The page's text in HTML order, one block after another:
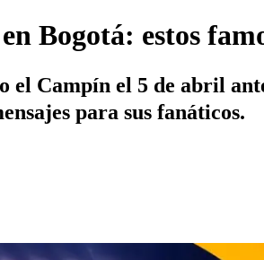
Bogotá: estos
el Campín el 5 de abril
para sus fanáticos.